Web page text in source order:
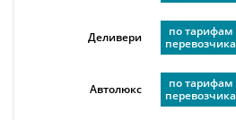
Деливери
по тарифам
перевозчика
Автолюкс
по тарифам
перевозчика